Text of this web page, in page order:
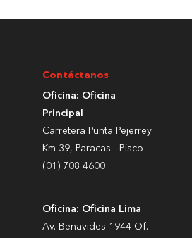
Contáctanos
Oficina: Oficina
Principal
Carretera Punta Pejerrey
Km 39, Paracas - Pisco
(01) 708 4600
Oficina: Oficina Lima
Av. Benavides 1944 Of.